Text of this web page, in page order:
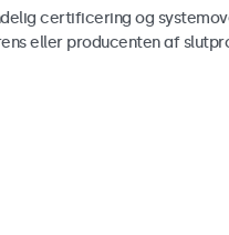
certificering og
eller producenten af